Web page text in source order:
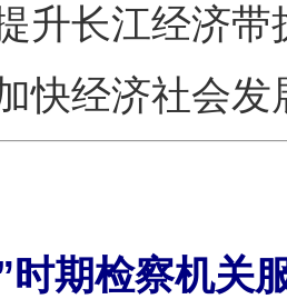
升长江经济
快经济社会
时期检察机关